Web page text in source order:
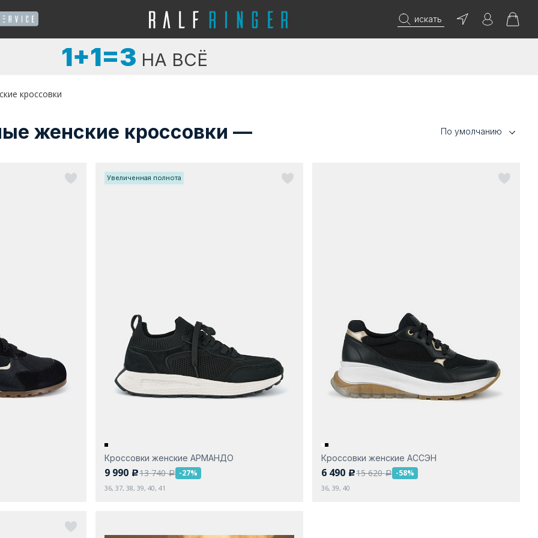
искать
1+1=3 НА ВСЁ
кроссовки
женские кроссовки — По умолчанию
Увеличенная полнота
Кроссовки женские АРМАНДО
9 990 c13 740a -27%
36, 37, 38, 39, 40, 41
Кроссовки женские АССЭН
6 490 c15 620a -58%
36, 39, 40